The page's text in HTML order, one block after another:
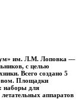
им. Л.М. Лоповка —
с целью
Всего создано 5
Площадки
наборы для
аппаратов